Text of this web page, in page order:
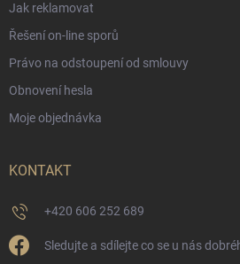
Jak reklamovat
Řešení on-line sporů
Právo na odstoupení od smlouvy
Obnovení hesla
Moje objednávka
KONTAKT
+420 606 252 689
Sledujte a sdílejte co se u nás